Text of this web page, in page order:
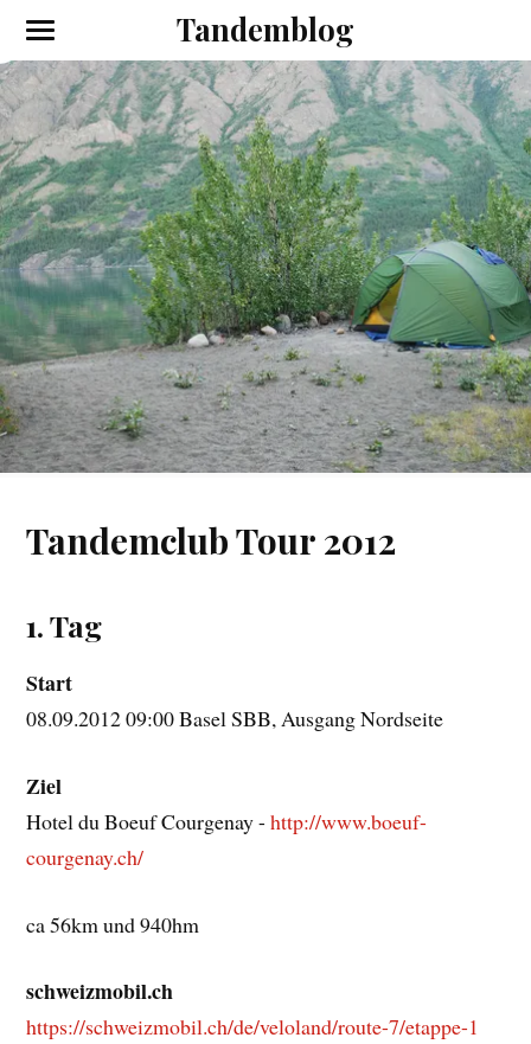
Tandemblog
Tandemclub Tour 2012
1. Tag
Start
08.09.2012 09:00 Basel SBB, Ausgang Nordseite
Ziel
Hotel du Boeuf Courgenay -http://www.boeuf-
courgenay.ch/
ca 56km und 940hm
schweizmobil.ch
https://schweizmobil.ch/de/veloland/route-7/etappe-1